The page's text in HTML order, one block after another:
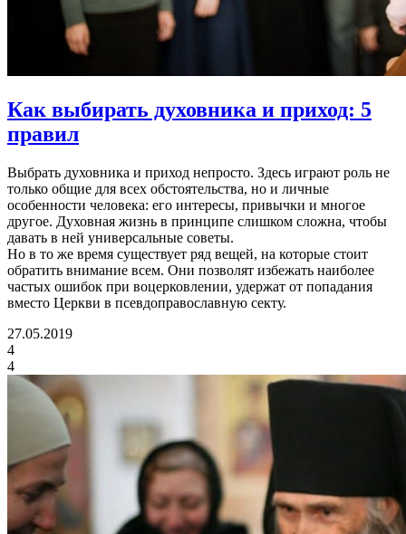
Как выбирать духовника и приход: 5
правил
Выбрать духовника и приход непросто. Здесь играют роль не
только общие для всех обстоятельства, но и личные
особенности человека: его интересы, привычки и многое
другое. Духовная жизнь в принципе слишком сложна, чтобы
давать в ней универсальные советы.
Но в то же время существует ряд вещей, на которые стоит
обратить внимание всем. Они позволят избежать наиболее
частых ошибок при воцерковлении, удержат от попадания
вместо Церкви в псевдоправославную секту.
27.05.2019
4
4